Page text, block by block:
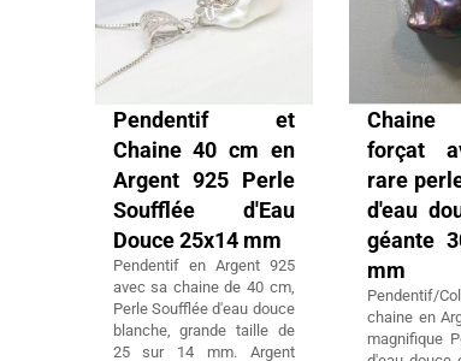
Pendentif et
Chaine 40 cm en
Argent 925 Perle
Soufflée d'Eau
Douce 25x14 mm
Pendentif en Argent 925
avec sa chaine de 40 cm,
Perle Soufflée d'eau douce
blanche, grande taille de
25 sur 14 mm. Argent
forçat
rare
d'eau
géante
mm
Pendentif/
chaine en
magnifique